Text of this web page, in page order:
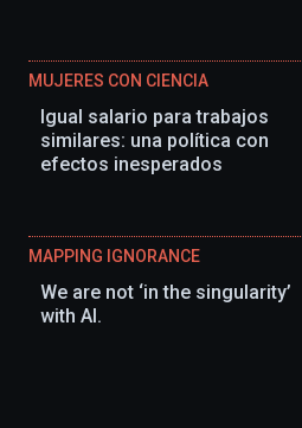
MUJERES CON CIENCIA
Igual salario para trabajos
similares: una política con
efectos inesperados
MAPPING IGNORANCE
We are not ‘in the singularity’
with AI.